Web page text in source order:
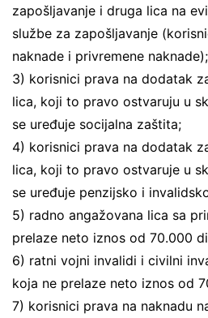
zapošljavanje i druga lica na
službe za zapošljavanje
naknade i privremene naknade);
3) korisnici prava na dodatak
lica, koji to pravo ostvaruju u
se uređuje socijalna zaštita;
4) korisnici prava na dodatak
lica, koji to pravo ostvaruje u
se uređuje penzijsko i
5) radno angažovana lica sa
prelaze neto iznos od 70.000
6) ratni vojni invalidi i civilni
koja ne prelaze neto iznos od
7) korisnici prava na naknadu